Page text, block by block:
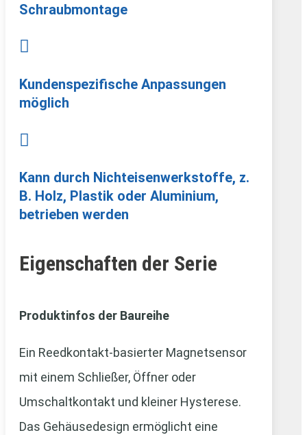
Schraubmontage

Kundenspezifische Anpassungen
möglich

Kann durch Nichteisenwerkstoffe, z.
B. Holz, Plastik oder Aluminium,
betrieben werden
Eigenschaften der Serie
Produktinfos der Baureihe
Ein Reedkontakt-basierter Magnetsensor
mit einem Schließer, Öffner oder
Umschaltkontakt und kleiner Hysterese.
Das Gehäusedesign ermöglicht eine